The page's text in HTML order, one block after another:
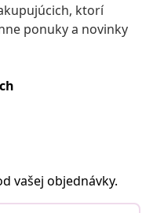
ktorí
ponuky a novinky
vašej objednávky.